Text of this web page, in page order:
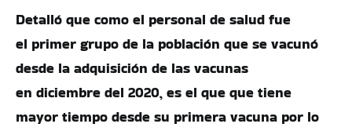
Detalló que como el personal de salud fue
el primer grupo de la población que se vacunó
desde la adquisición de las vacunas
en diciembre del 2020, es el que que tiene
mayor tiempo desde su primera vacuna por lo